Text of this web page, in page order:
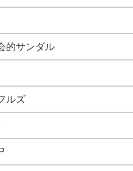
的サンダル
ルズ